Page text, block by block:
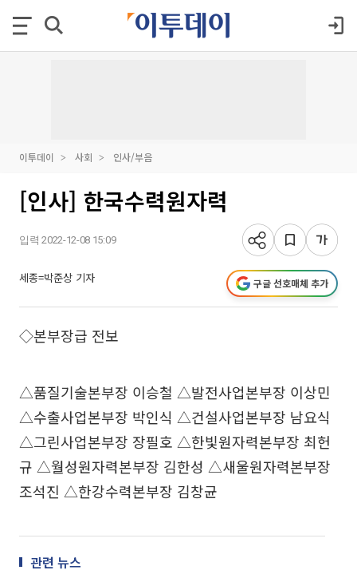
이투데이 사회 인사/부음
[인사] 한국수력원자력
입력 2022-12-08 15:09
세종=박준상 기자 구글 선호매체 추가
◇본부장급 전보
△품질기술본부장 이승철 △발전사업본부장 이상민
△수출사업본부장 박인식 △건설사업본부장 남요식
△그린사업본부장 장필호 △한빛원자력본부장 최헌
규 △월성원자력본부장 김한성 △새울원자력본부장
조석진 △한강수력본부장 김창균
관련 뉴스